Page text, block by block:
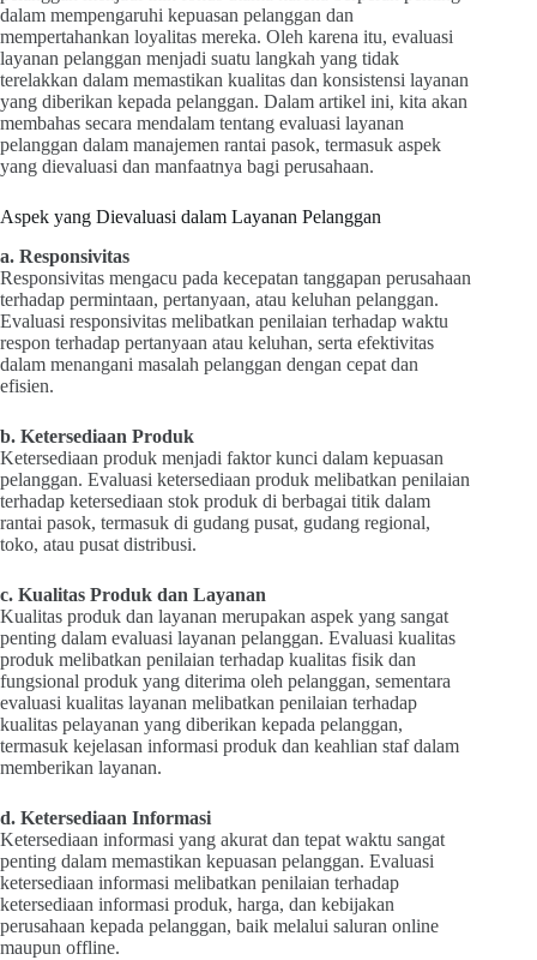
dalam mempengaruhi kepuasan pelanggan dan
mempertahankan loyalitas mereka. Oleh karena itu, evaluasi
layanan pelanggan menjadi suatu langkah yang tidak
terelakkan dalam memastikan kualitas dan konsistensi layanan
yang diberikan kepada pelanggan. Dalam artikel ini, kita akan
membahas secara mendalam tentang evaluasi layanan
pelanggan dalam manajemen rantai pasok, termasuk aspek
yang dievaluasi dan manfaatnya bagi perusahaan.
Aspek yang Dievaluasi dalam Layanan Pelanggan
a. Responsivitas
Responsivitas mengacu pada kecepatan tanggapan perusahaan
terhadap permintaan, pertanyaan, atau keluhan pelanggan.
Evaluasi responsivitas melibatkan penilaian terhadap waktu
respon terhadap pertanyaan atau keluhan, serta efektivitas
dalam menangani masalah pelanggan dengan cepat dan
efisien.
b. Ketersediaan Produk
Ketersediaan produk menjadi faktor kunci dalam kepuasan
pelanggan. Evaluasi ketersediaan produk melibatkan penilaian
terhadap ketersediaan stok produk di berbagai titik dalam
rantai pasok, termasuk di gudang pusat, gudang regional,
toko, atau pusat distribusi.
c. Kualitas Produk dan Layanan
Kualitas produk dan layanan merupakan aspek yang sangat
penting dalam evaluasi layanan pelanggan. Evaluasi kualitas
produk melibatkan penilaian terhadap kualitas fisik dan
fungsional produk yang diterima oleh pelanggan, sementara
evaluasi kualitas layanan melibatkan penilaian terhadap
kualitas pelayanan yang diberikan kepada pelanggan,
termasuk kejelasan informasi produk dan keahlian staf dalam
memberikan layanan.
d. Ketersediaan Informasi
Ketersediaan informasi yang akurat dan tepat waktu sangat
penting dalam memastikan kepuasan pelanggan. Evaluasi
ketersediaan informasi melibatkan penilaian terhadap
ketersediaan informasi produk, harga, dan kebijakan
perusahaan kepada pelanggan, baik melalui saluran online
maupun offline.